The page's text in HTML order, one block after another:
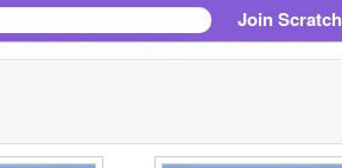
Join Scratch